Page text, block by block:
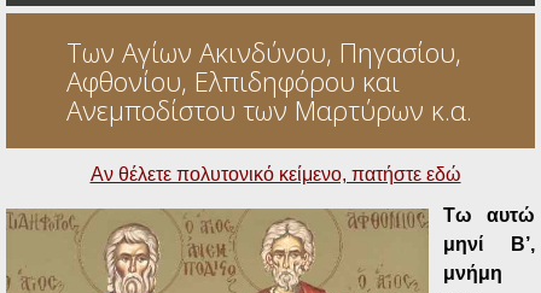
Αγιολόγιο – Εορτολόγιο
Γέροντες
Η πίστη στην εποχή μας
Ορθόδοξη οικογένεια
Ορθόδοξο προσκυνητάριο
Σκέψεις-προβληματισμοί
Των Αγίων Ακινδύνου, Πηγασίου,
Αφθονίου, Ελπιδηφόρου και
Ανεμποδίστου των Μαρτύρων κ.α.
Αν θέλετε πολυτονικό κείμενο, πατήστε εδώ
Τω αυτώ
μηνί Β’,
μνήμη